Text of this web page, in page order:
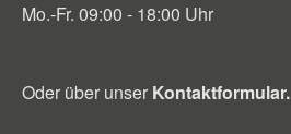
Mo.-Fr. 09:00 - 18:00 Uhr
Oder über unser Kontaktformular.